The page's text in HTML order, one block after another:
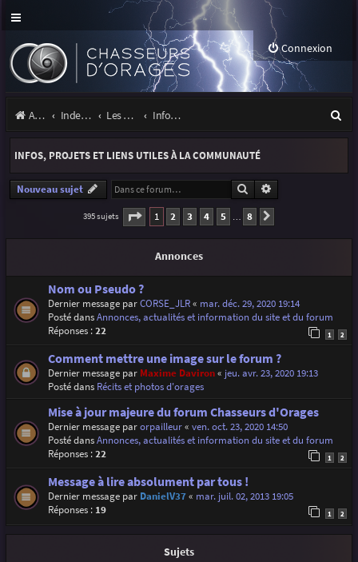
Connexion
Accueil Index du forum Les orages Infos, projets et liens utiles à la communauté
e
r
INFOS, PROJETS ET LIENS UTILES À LA COMMUNAUTÉ
Nouveau sujet Rechercher
395 sujets Page 1sur
1 2 3 4 5 … 8
Annonces
Nom ou Pseudo ?
Dernier message parCORSE_JLR« mar. déc. 29, 2020 19:14
Posté dansAnnonces, actualités et information du site et du forum
Réponses :22 1 2
Comment mettre une image sur le forum ?
Dernier message par Maxime Daviron« jeu. avr. 23, 2020 19:13
Posté dans Récits et photos d'orages
Mise à jour majeure du forum Chasseurs d'Orages
Dernier message parorpailleur« ven. oct. 23, 2020 14:50
Posté dansAnnonces, actualités et information du site et du forum
Réponses :22 1 2
Message à lire absolument par tous !
Dernier message par DanielV37« mar. juil. 02, 2013 19:05
Réponses : 19 1 2
Sujets